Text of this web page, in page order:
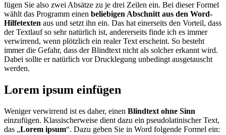
fügen Sie also zwei Absätze zu je drei Zeilen ein. Bei dieser Formel
wählt das Programm einen beliebigen Abschnitt aus den Word-
Hilfetexten aus und setzt ihn ein. Das hat einerseits den Vorteil, dass
der Textlauf so sehr natürlich ist, andererseits finde ich es immer
verwirrend, wenn plötzlich ein realer Text erscheint. So besteht
immer die Gefahr, dass der Blindtext nicht als solcher erkannt wird.
Dabei sollte er natürlich vor Drucklegung unbedingt ausgetauscht
werden.
Lorem ipsum einfügen
Weniger verwirrend ist es daher, einen Blindtext ohne Sinn
einzufügen. Klassischerweise dient dazu ein pseudolatinischer Text,
das „Lorem ipsum“. Dazu geben Sie in Word folgende Formel ein: